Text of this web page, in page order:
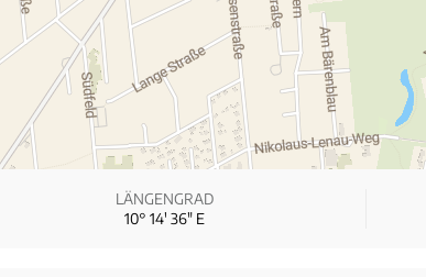
LÄNGENGRAD
10° 14′ 36″ E